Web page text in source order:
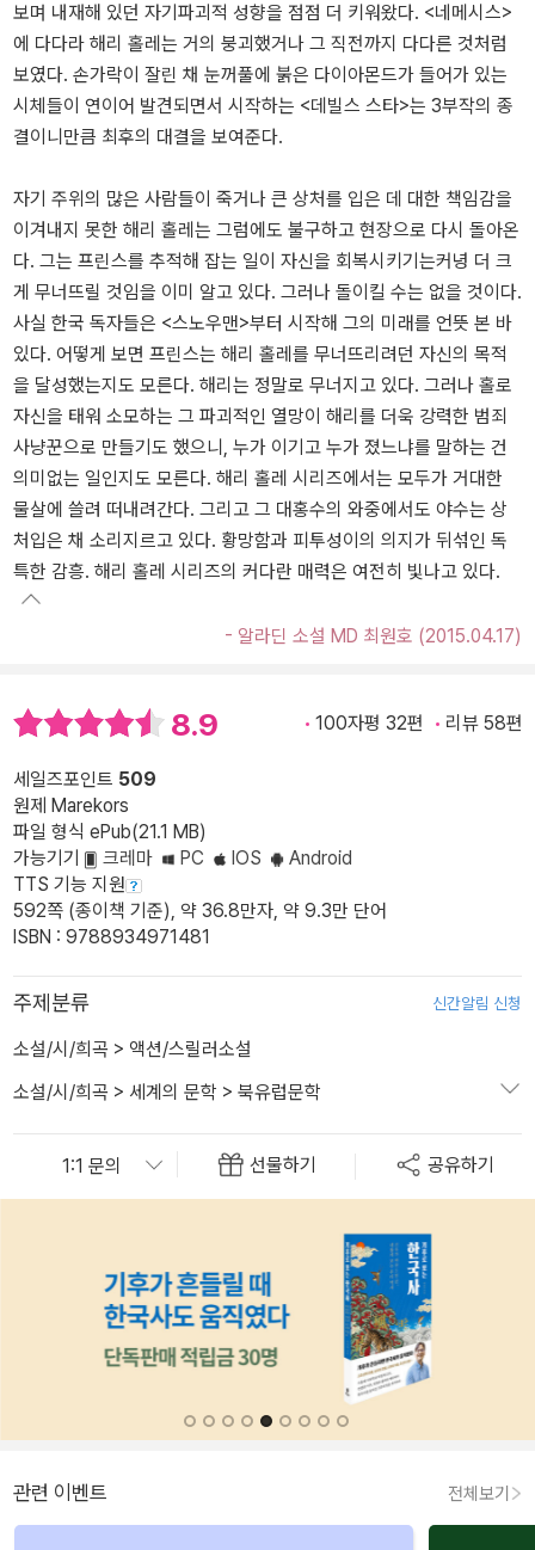
보며 내재해 있던 자기파괴적 성향을 점점 더 키워왔다. <네메시스>
에 다다라 해리 홀레는 거의 붕괴했거나 그 직전까지 다다른 것처럼
보였다. 손가락이 잘린 채 눈꺼풀에 붉은 다이아몬드가 들어가 있는
시체들이 연이어 발견되면서 시작하는 <데빌스 스타>는 3부작의 종
결이니만큼 최후의 대결을 보여준다.
자기 주위의 많은 사람들이 죽거나 큰 상처를 입은 데 대한 책임감을
이겨내지 못한 해리 홀레는 그럼에도 불구하고 현장으로 다시 돌아온
다. 그는 프린스를 추적해 잡는 일이 자신을 회복시키기는커녕 더 크
게 무너뜨릴 것임을 이미 알고 있다. 그러나 돌이킬 수는 없을 것이다.
사실 한국 독자들은 <스노우맨>부터 시작해 그의 미래를 언뜻 본 바
있다. 어떻게 보면 프린스는 해리 홀레를 무너뜨리려던 자신의 목적
을 달성했는지도 모른다. 해리는 정말로 무너지고 있다. 그러나 홀로
자신을 태워 소모하는 그 파괴적인 열망이 해리를 더욱 강력한 범죄
사냥꾼으로 만들기도 했으니, 누가 이기고 누가 졌느냐를 말하는 건
의미없는 일인지도 모른다. 해리 홀레 시리즈에서는 모두가 거대한
물살에 쓸려 떠내려간다. 그리고 그 대홍수의 와중에서도 야수는 상
처입은 채 소리지르고 있다. 황망함과 피투성이의 의지가 뒤섞인 독
특한 감흥. 해리 홀레 시리즈의 커다란 매력은 여전히 빛나고 있다.
- 알라딘 소설 MD 최원호 (2015.04.17)
8.9 100자평 32편 리뷰 58편
세일즈포인트 509
원제 Marekors
파일 형식 ePub(21.1 MB)
가능기기
크레마 PC IOS
Android
TTS 기능 지원
592쪽 (종이책 기준), 약 36.8만자, 약 9.3만 단어
ISBN : 9788934971481
주제분류 신간알림 신청
소설/시/희곡 > 액션/스릴러소설
소설/시/희곡 > 세계의 문학 > 북유럽문학
선물하기 공유하기
관련 이벤트 전체보기